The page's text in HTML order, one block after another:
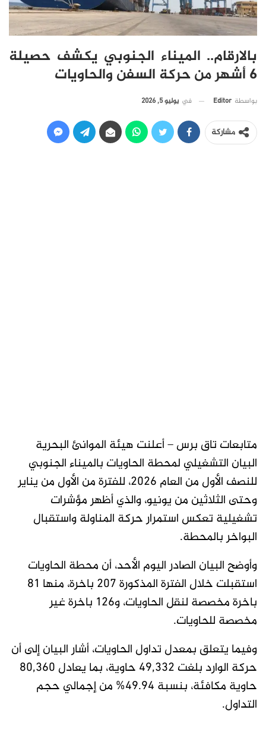
بالارقام.. الميناء الجنوبي يكشف حصيلة
6 أشهر من حركة السفن والحاويات
بواسطة Editor في يوليو 5, 2026
مشاركة
متابعات تاق برس – أعلنت هيئة الموانئ البحرية
البيان التشغيلي لمحطة الحاويات بالميناء الجنوبي
للنصف الأول من العام 2026، للفترة من الأول من يناير
وحتى الثلاثين من يونيو، والذي أظهر مؤشرات
تشغيلية تعكس استمرار حركة المناولة واستقبال
البواخر بالمحطة.
وأوضح البيان الصادر اليوم الأحد، أن محطة الحاويات
استقبلت خلال الفترة المذكورة 207 باخرة، منها 81
باخرة مخصصة لنقل الحاويات، و126 باخرة غير
مخصصة للحاويات.
وفيما يتعلق بمعدل تداول الحاويات، أشار البيان إلى أن
حركة الوارد بلغت 49,332 حاوية، بما يعادل 80,360
حاوية مكافئة، بنسبة 49.94% من إجمالي حجم
التداول.